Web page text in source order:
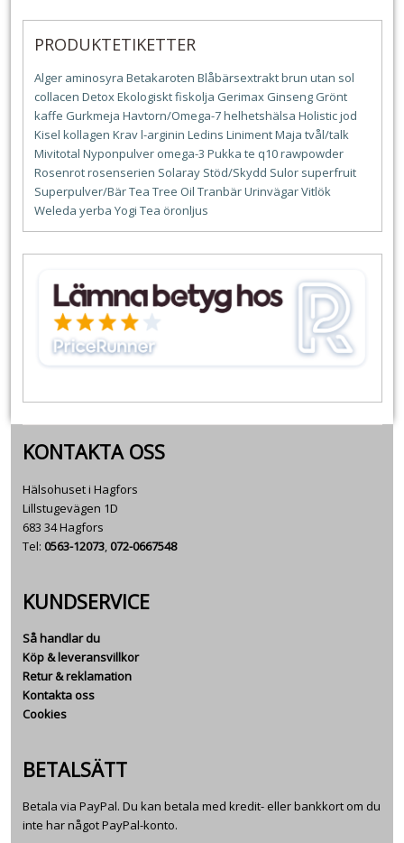
PRODUKTETIKETTER
Alger aminosyra Betakaroten Blåbärsextraktbrun utan sol
collacen DetoxEkologisktfiskolja Gerimax Ginseng Grönt
kaffe Gurkmeja Havtorn/Omega-7helhetshälsa Holisticjod
Kisel kollagen Kravl-arginin Ledins LinimentMaja tvål/talk
Mivitotal Nyponpulver omega-3 Pukka te q10rawpowder
Rosenrotrosenserien Solaray Stöd/Skydd Sulor superfruit
Superpulver/BärTea Tree Oil TranbärUrinvägarVitlök
Weleda yerba Yogi Tea öronljus
KONTAKTA OSS
Hälsohuset i Hagfors
Lillstugevägen 1D
683 34 Hagfors
Tel: 0563-12073, 072-0667548
KUNDSERVICE
Så handlar du
Köp & leveransvillkor
Retur & reklamation
Kontakta oss
Cookies
BETALSÄTT
Betala via PayPal. Du kan betala med kredit- eller bankkort om du
inte har något PayPal-konto.